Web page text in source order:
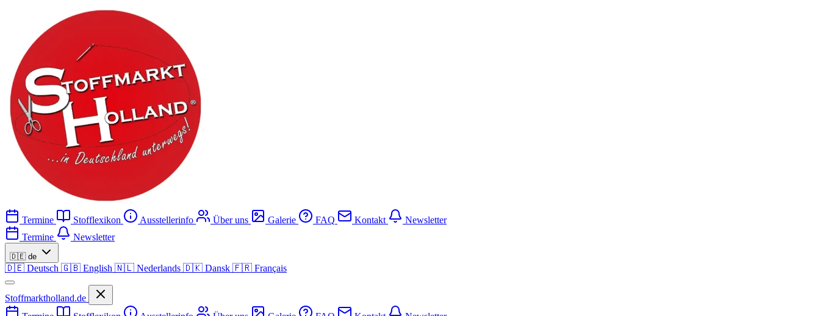
Termine Stofflexikon Ausstellerinfo Über uns Galerie FAQ Kontakt
Newsletter
Termine
Newsletter
🇩🇪 de
🇩🇪 Deutsch 🇬🇧 English 🇳🇱 Nederlands 🇩🇰 Dansk 🇫🇷 Français
Stoffmarktholland.de